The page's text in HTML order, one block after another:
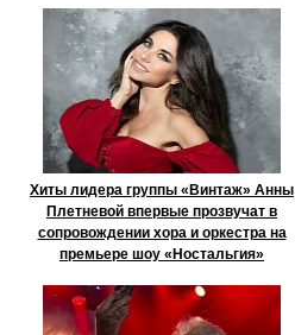
Хиты лидера группы «Винтаж» Анны
Плетневой впервые прозвучат в
сопровождении хора и оркестра на
премьере шоу «Ностальгия»